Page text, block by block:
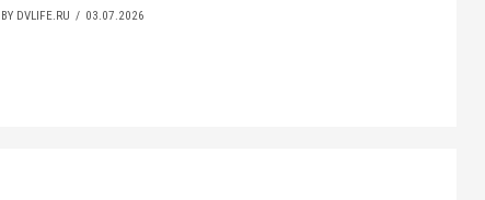
BY DVLIFE.RU 03.07.2026